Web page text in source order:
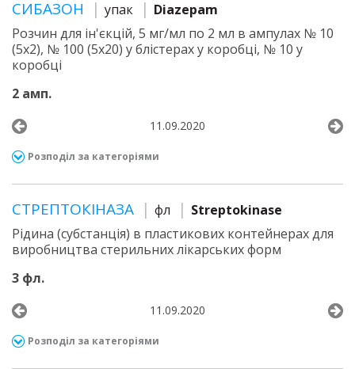
СИБАЗОН упак
Diazepam
Розчин для ін'єкцій, 5 мг/мл по 2 мл в ампулах № 10
(5х2), № 100 (5х20) у блістерах у коробці, № 10 у
коробці
2 амп.
11.09.2020
Розподіл за категоріями
СТРЕПТОКІНАЗА фл
Streptokinase
Рідина (субстанція) в пластикових контейнерах для
виробництва стерильних лікарських форм
3 фл.
11.09.2020
Розподіл за категоріями